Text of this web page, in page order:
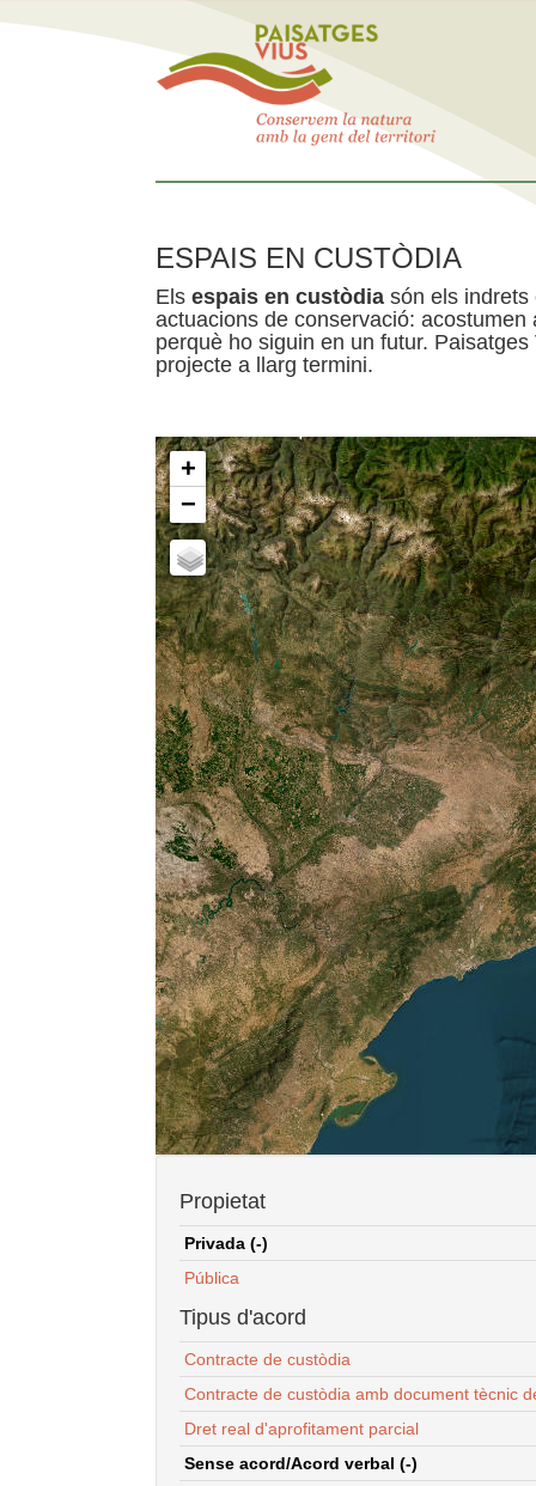
ESPAIS EN CUSTÒDIA
Els espais en custòdia són els indrets
actuacions de conservació:
perquè ho siguin en un futur.
projecte a llarg termini.
+
−
Propietat
Privada (-)
Pública
Tipus d'acord
Contracte de custòdia
Contracte de custòdia amb document tècnic
Dret real d'aprofitament parcial
Sense acord/Acord verbal (-)